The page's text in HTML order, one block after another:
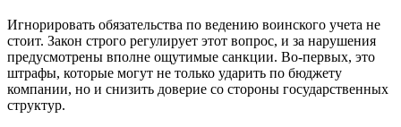
Игнорировать обязательства по ведению воинского учета не
стоит. Закон строго регулирует этот вопрос, и за нарушения
предусмотрены вполне ощутимые санкции. Во-первых, это
штрафы, которые могут не только ударить по бюджету
компании, но и снизить доверие со стороны государственных
структур.